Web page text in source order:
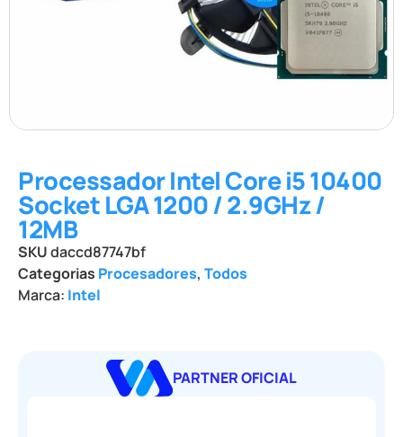
Processador Intel Core i5 10400
Socket LGA 1200 / 2.9GHz /
12MB
SKUdaccd87747bf
Categorias Procesadores, Todos
Marca: Intel
PARTNER OFICIAL